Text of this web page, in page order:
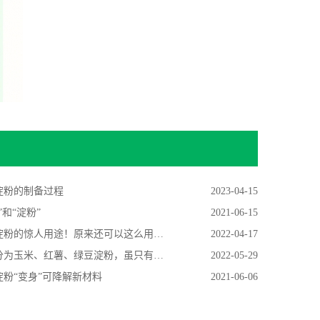
粉的制备过程
2023-04-15
和“淀粉”
2021-06-15
惊人用途！原来还可以这么用，很多人都不知道
2022-04-17
米、红薯、绿豆淀粉，虽只有一字之差，但用法大不相同
2022-05-29
粉“变身”可降解新材料
2021-06-06